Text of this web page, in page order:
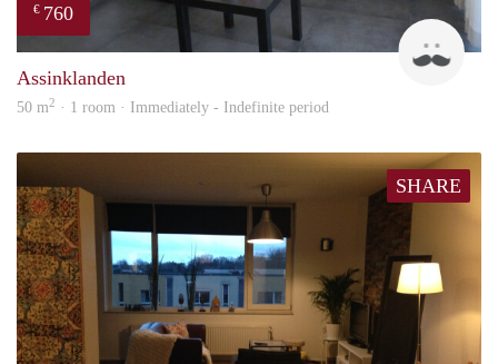
€ 760
Da
Assinklanden
50 m2 · 1 room · Immediately - Indefinite period
SHARE